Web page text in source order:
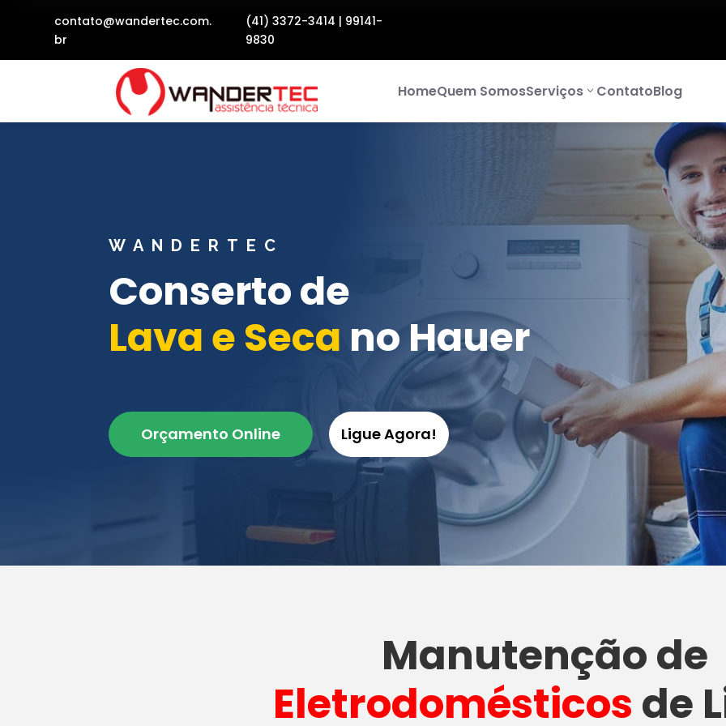
contato@wandertec.com.
br
(41) 3372-3414 | 99141-
9830
HomeQuem SomosServiços ContatoBlog
WANDERTEC
Conserto de
Lava e Seca no Hauer
Orçamento Online Ligue Agora!
Manutençãode
Eletrodomésticos de